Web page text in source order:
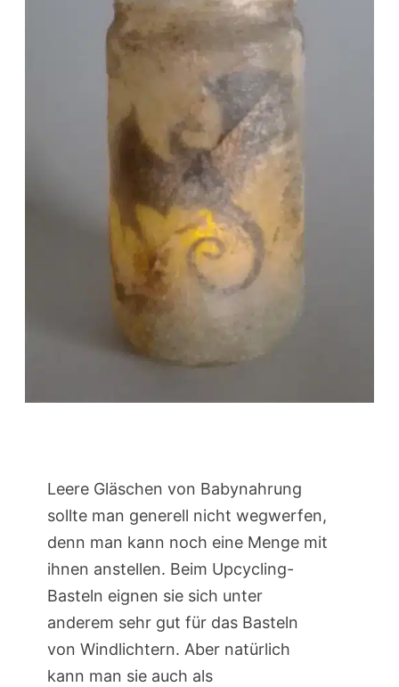
Leere Gläschen von Babynahrung
sollte man generell nicht wegwerfen,
denn man kann noch eine Menge mit
ihnen anstellen. Beim Upcycling-
Basteln eignen sie sich unter
anderem sehr gut für das Basteln
von Windlichtern. Aber natürlich
kann man sie auch als